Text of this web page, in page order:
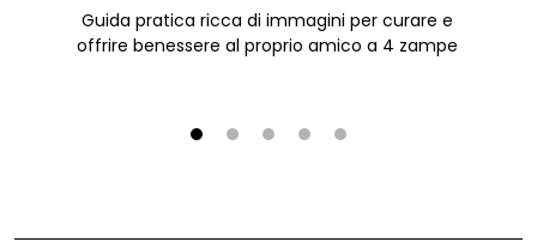
Guida pratica ricca di immagini per curare e
offrire benessere al proprio amico a 4 zampe